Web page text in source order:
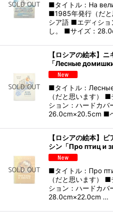
■タイトル：На
■1985年発行（だ
シア語 ■エディショ
し。 ■サイズ：
【ロシアの絵本】
「Лесные
■タイトル：
（だと思います）
ション：ハードカバ
26.0cm×20.5cm ■
【ロシアの絵本】
シン「Про птиц и
■タイトル：Про
（だと思います）
ション：ハードカバ
28.0cm×22.0cm …